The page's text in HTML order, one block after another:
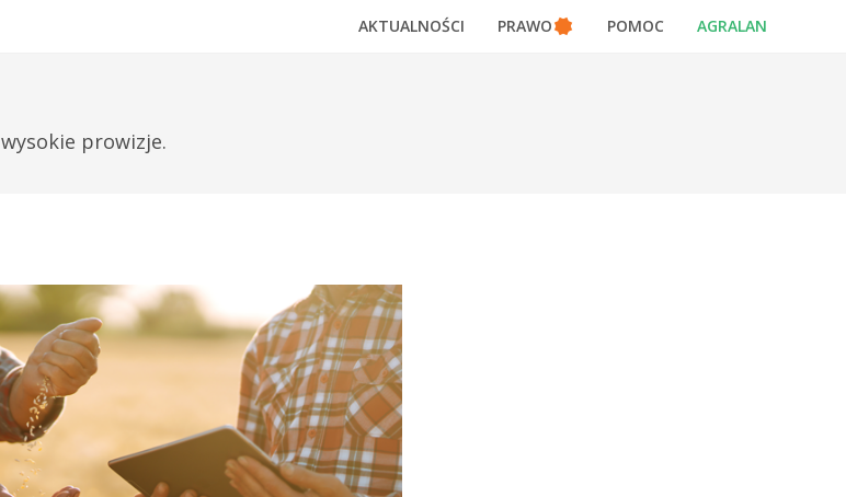
AKTUALNOŚCI PRAWO POMOC AGRALAN
prowizje.